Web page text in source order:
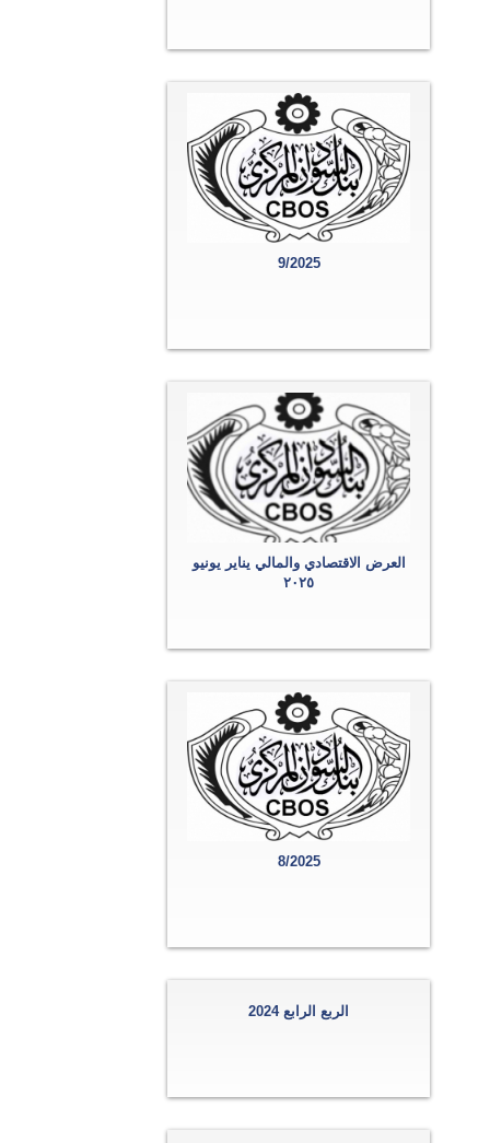
9/2025
العرض الاقتصادي والمالي يناير يونيو
٢٠٢٥
8/2025
الربع الرابع 2024